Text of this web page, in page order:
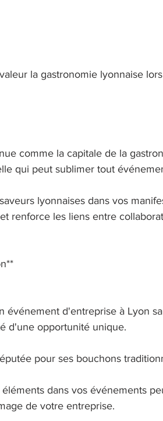
la gastronomie lyonnaise
comme la capitale de la
qui peut sublimer tout
lyonnaises dans vos
renforce les liens entre
événement d'entreprise à Lyon
d'une opportunité unique.
pour ses bouchons
dans vos événements
de votre entreprise.